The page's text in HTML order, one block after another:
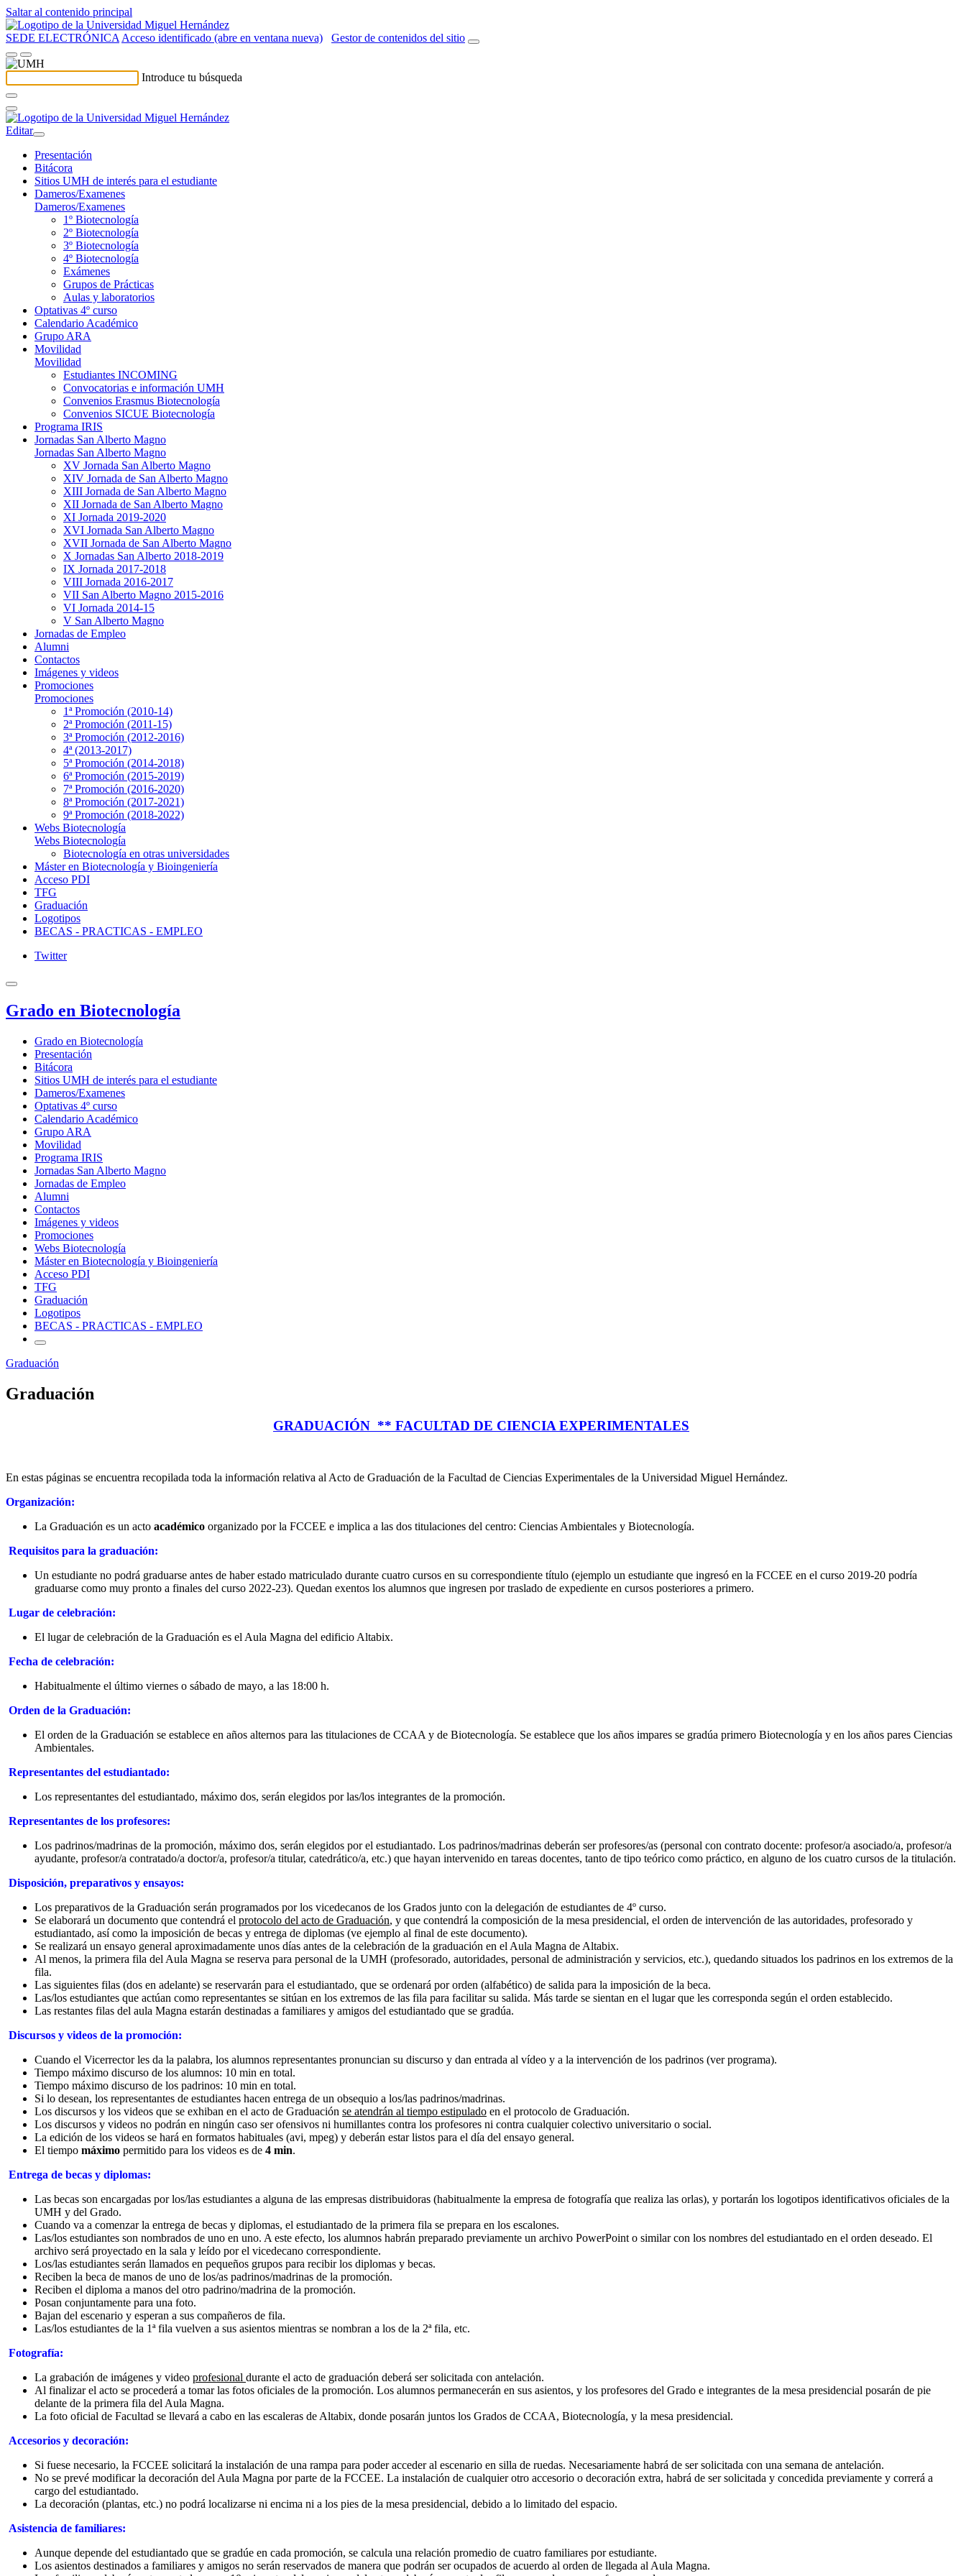
Saltar al contenido principal
SEDE ELECTRÓNICA Acceso identificado (abre en ventana nueva) Gestor de contenidos del sitio
Introduce tu búsqueda
Editar
Presentación
Bitácora
Sitios UMH de interés para el estudiante
Dameros/Examenes
Dameros/Examenes
1º Biotecnología
2º Biotecnología
3º Biotecnología
4º Biotecnología
Exámenes
Grupos de Prácticas
Aulas y laboratorios
Optativas 4º curso
Calendario Académico
Grupo ARA
Movilidad
Movilidad
Estudiantes INCOMING
Convocatorias e información UMH
Convenios Erasmus Biotecnología
Convenios SICUE Biotecnología
Programa IRIS
Jornadas San Alberto Magno
Jornadas San Alberto Magno
XV Jornada San Alberto Magno
XIV Jornada de San Alberto Magno
XIII Jornada de San Alberto Magno
XII Jornada de San Alberto Magno
XI Jornada 2019-2020
XVI Jornada San Alberto Magno
XVII Jornada de San Alberto Magno
X Jornadas San Alberto 2018-2019
IX Jornada 2017-2018
VIII Jornada 2016-2017
VII San Alberto Magno 2015-2016
VI Jornada 2014-15
V San Alberto Magno
Jornadas de Empleo
Alumni
Contactos
Imágenes y videos
Promociones
Promociones
1ª Promoción (2010-14)
2ª Promoción (2011-15)
3ª Promoción (2012-2016)
4ª (2013-2017)
5ª Promoción (2014-2018)
6ª Promoción (2015-2019)
7ª Promoción (2016-2020)
8ª Promoción (2017-2021)
9ª Promoción (2018-2022)
Webs Biotecnología
Webs Biotecnología
Biotecnología en otras universidades
Máster en Biotecnología y Bioingeniería
Acceso PDI
TFG
Graduación
Logotipos
BECAS - PRACTICAS - EMPLEO
Twitter
Grado en Biotecnología
Grado en Biotecnología
Presentación
Bitácora
Sitios UMH de interés para el estudiante
Dameros/Examenes
Optativas 4º curso
Calendario Académico
Grupo ARA
Movilidad
Programa IRIS
Jornadas San Alberto Magno
Jornadas de Empleo
Alumni
Contactos
Imágenes y videos
Promociones
Webs Biotecnología
Máster en Biotecnología y Bioingeniería
Acceso PDI
TFG
Graduación
Logotipos
BECAS - PRACTICAS - EMPLEO
Graduación
Graduación
GRADUACIÓN ** FACULTAD DE CIENCIA EXPERIMENTALES
En estas páginas se encuentra recopilada toda la información relativa al Acto de Graduación de la Facultad de Ciencias Experimentales de la Universidad Miguel Hernández.
Organización:
La Graduación es un acto académico organizado por la FCCEE e implica a las dos titulaciones del centro: Ciencias Ambientales y Biotecnología.
Requisitos para la graduación:
Un estudiante no podrá graduarse antes de haber estado matriculado durante cuatro cursos en su correspondiente título (ejemplo un estudiante que ingresó en la FCCEE en el curso 2019-20 podría
graduarse como muy pronto a finales del curso 2022-23). Quedan exentos los alumnos que ingresen por traslado de expediente en cursos posteriores a primero.
Lugar de celebración:
El lugar de celebración de la Graduación es el Aula Magna del edificio Altabix.
Fecha de celebración:
Habitualmente el último viernes o sábado de mayo, a las 18:00 h.
Orden de la Graduación:
El orden de la Graduación se establece en años alternos para las titulaciones de CCAA y de Biotecnología. Se establece que los años impares se gradúa primero Biotecnología y en los años pares Ciencias
Ambientales.
Representantes del estudiantado:
Los representantes del estudiantado, máximo dos, serán elegidos por las/los integrantes de la promoción.
Representantes de los profesores:
Los padrinos/madrinas de la promoción, máximo dos, serán elegidos por el estudiantado. Los padrinos/madrinas deberán ser profesores/as (personal con contrato docente: profesor/a asociado/a, profesor/a
ayudante, profesor/a contratado/a doctor/a, profesor/a titular, catedrático/a, etc.) que hayan intervenido en tareas docentes, tanto de tipo teórico como práctico, en alguno de los cuatro cursos de la titulación.
Disposición, preparativos y ensayos:
Los preparativos de la Graduación serán programados por los vicedecanos de los Grados junto con la delegación de estudiantes de 4º curso.
Se elaborará un documento que contendrá el protocolo del acto de Graduación, y que contendrá la composición de la mesa presidencial, el orden de intervención de las autoridades, profesorado y
estudiantado, así como la imposición de becas y entrega de diplomas (ve ejemplo al final de este documento).
Se realizará un ensayo general aproximadamente unos días antes de la celebración de la graduación en el Aula Magna de Altabix.
Al menos, la primera fila del Aula Magna se reserva para personal de la UMH (profesorado, autoridades, personal de administración y servicios, etc.), quedando situados los padrinos en los extremos de la
fila.
Las siguientes filas (dos en adelante) se reservarán para el estudiantado, que se ordenará por orden (alfabético) de salida para la imposición de la beca.
Las/los estudiantes que actúan como representantes se sitúan en los extremos de las fila para facilitar su salida. Más tarde se sientan en el lugar que les corresponda según el orden establecido.
Las restantes filas del aula Magna estarán destinadas a familiares y amigos del estudiantado que se gradúa.
Discursos y videos de la promoción:
Cuando el Vicerrector les da la palabra, los alumnos representantes pronuncian su discurso y dan entrada al vídeo y a la intervención de los padrinos (ver programa).
Tiempo máximo discurso de los alumnos: 10 min en total.
Tiempo máximo discurso de los padrinos: 10 min en total.
Si lo desean, los representantes de estudiantes hacen entrega de un obsequio a los/las padrinos/madrinas.
Los discursos y los videos que se exhiban en el acto de Graduación se atendrán al tiempo estipulado en el protocolo de Graduación.
Los discursos y videos no podrán en ningún caso ser ofensivos ni humillantes contra los profesores ni contra cualquier colectivo universitario o social.
La edición de los videos se hará en formatos habituales (avi, mpeg) y deberán estar listos para el día del ensayo general.
El tiempo máximo permitido para los videos es de 4 min.
Entrega de becas y diplomas:
Las becas son encargadas por los/las estudiantes a alguna de las empresas distribuidoras (habitualmente la empresa de fotografía que realiza las orlas), y portarán los logotipos identificativos oficiales de la
UMH y del Grado.
Cuando va a comenzar la entrega de becas y diplomas, el estudiantado de la primera fila se prepara en los escalones.
Las/los estudiantes son nombrados de uno en uno. A este efecto, los alumnos habrán preparado previamente un archivo PowerPoint o similar con los nombres del estudiantado en el orden deseado. El
archivo será proyectado en la sala y leído por el vicedecano correspondiente.
Los/las estudiantes serán llamados en pequeños grupos para recibir los diplomas y becas.
Reciben la beca de manos de uno de los/as padrinos/madrinas de la promoción.
Reciben el diploma a manos del otro padrino/madrina de la promoción.
Posan conjuntamente para una foto.
Bajan del escenario y esperan a sus compañeros de fila.
Las/los estudiantes de la 1ª fila vuelven a sus asientos mientras se nombran a los de la 2ª fila, etc.
Fotografía:
La grabación de imágenes y video profesional durante el acto de graduación deberá ser solicitada con antelación.
Al finalizar el acto se procederá a tomar las fotos oficiales de la promoción. Los alumnos permanecerán en sus asientos, y los profesores del Grado e integrantes de la mesa presidencial posarán de pie
delante de la primera fila del Aula Magna.
La foto oficial de Facultad se llevará a cabo en las escaleras de Altabix, donde posarán juntos los Grados de CCAA, Biotecnología, y la mesa presidencial.
Accesorios y decoración:
Si fuese necesario, la FCCEE solicitará la instalación de una rampa para poder acceder al escenario en silla de ruedas. Necesariamente habrá de ser solicitada con una semana de antelación.
No se prevé modificar la decoración del Aula Magna por parte de la FCCEE. La instalación de cualquier otro accesorio o decoración extra, habrá de ser solicitada y concedida previamente y correrá a
cargo del estudiantado.
La decoración (plantas, etc.) no podrá localizarse ni encima ni a los pies de la mesa presidencial, debido a lo limitado del espacio.
Asistencia de familiares:
Aunque depende del estudiantado que se gradúe en cada promoción, se calcula una relación promedio de cuatro familiares por estudiante.
Los asientos destinados a familiares y amigos no serán reservados de manera que podrán ser ocupados de acuerdo al orden de llegada al Aula Magna.